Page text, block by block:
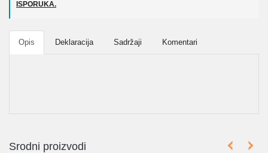
ISPORUKA.
Opis Deklaracija Sadržaji Komentari
Srodni proizvodi